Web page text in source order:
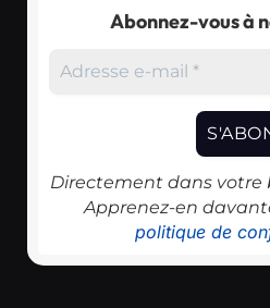
Abonnez-vous à
Directement dans votre
Apprenez-en
politique de